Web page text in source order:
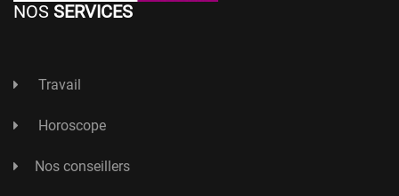
NOS SERVICES
Travail
Horoscope
Nos conseillers